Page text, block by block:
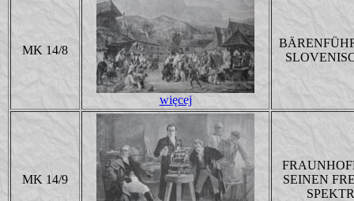
MK 14/8
więcej
MK 14/9
SEINEN